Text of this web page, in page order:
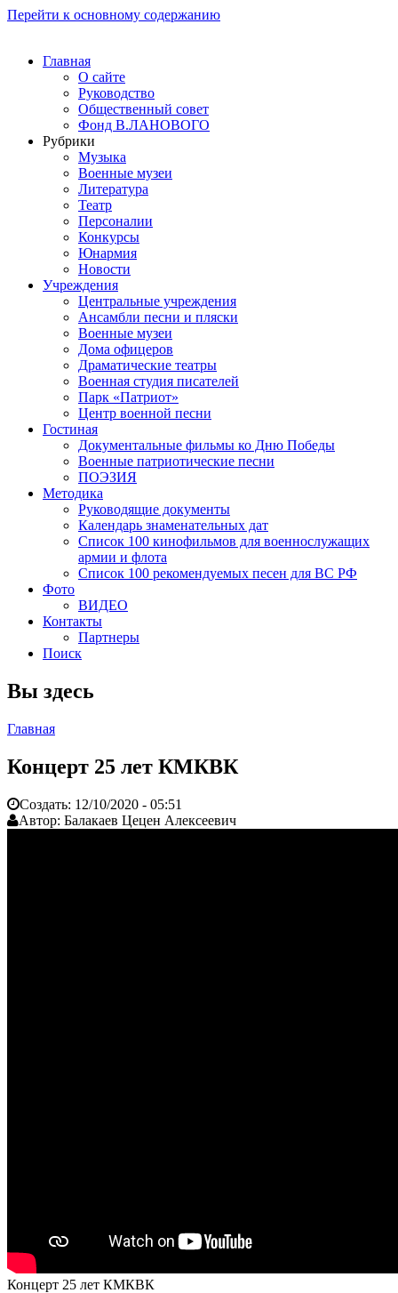
Перейти к основному содержанию
Главная
О сайте
Руководство
Общественный совет
Фонд В.ЛАНОВОГО
Рубрики
Музыка
Военные музеи
Литература
Театр
Персоналии
Конкурсы
Юнармия
Новости
Учреждения
Центральные учреждения
Ансамбли песни и пляски
Военные музеи
Дома офицеров
Драматические театры
Военная студия писателей
Парк «Патриот»
Центр военной песни
Гостиная
Документальные фильмы ко Дню Победы
Военные патриотические песни
ПОЭЗИЯ
Методика
Руководящие документы
Календарь знаменательных дат
Список 100 кинофильмов для военнослужащих
армии и флота
Список 100 рекомендуемых песен для ВС РФ
Фото
ВИДЕО
Контакты
Партнеры
Поиск
Вы здесь
Главная
Концерт 25 лет КМКВК
Создать: 12/10/2020 - 05:51
Автор: Балакаев Цецен Алексеевич
Концерт 25 лет КМКВК